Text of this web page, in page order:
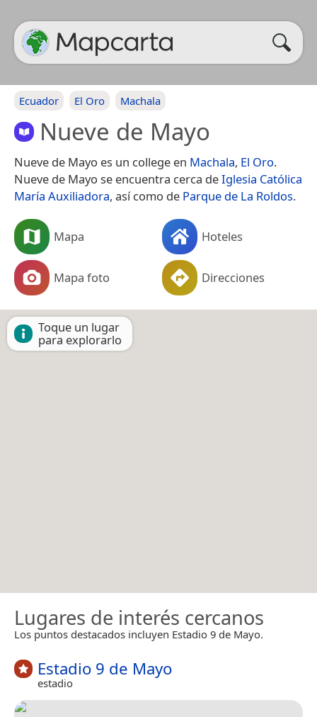
Ecuador El Oro Machala
Nueve de Mayo
Nueve de Mayo es un college en Machala, El Oro.
Nueve de Mayo se encuentra cerca deIglesia Católica
María Auxiliadora, así como de Parque de La Roldos.
Mapa Hoteles
Mapa foto Direcciones
Toque un lugar
para explorarlo
Lugares de interés cercanos
Los puntos destacados incluyen Estadio 9 de Mayo.
Estadio 9 de Mayo
estadio